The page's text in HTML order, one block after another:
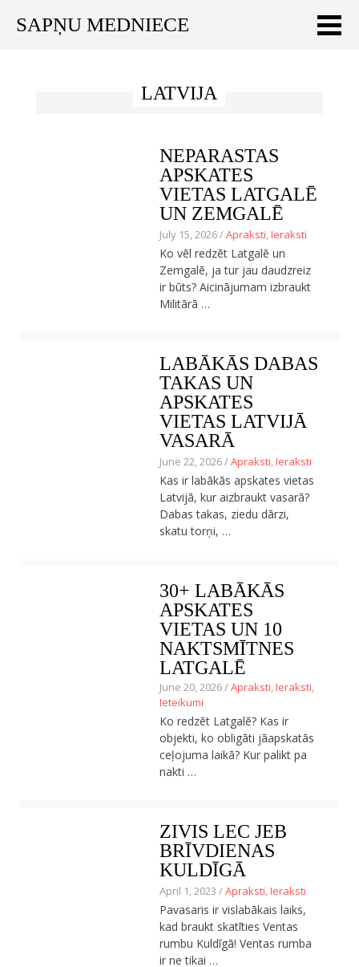
Meklēt:
Sākums
Praktiski ieteikumi
Publikācijas
Par mums
Ceļojumu apraksti
Jaunākie ieraksti
Praktiski ieteikumi
Privātuma politika
Publikācijas
Ceļojumu apraksti
Jaunākie ieraksti
Privātuma politika
Publikācijas
SAPŅU MEDNIECE
LATVIJA
NEPARASTAS
APSKATES
VIETAS LATGALĒ
UN ZEMGALĒ
July 15, 2026 /Apraksti,Ieraksti
Ko vēl redzēt Latgalē un
Zemgalē, ja tur jau daudzreiz
ir būts? Aicinājumam izbraukt
Militārā …
LABĀKĀS DABAS
TAKAS UN
APSKATES
VIETAS LATVIJĀ
VASARĀ
June 22, 2026 /Apraksti,Ieraksti
Kas ir labākās apskates vietas
Latvijā, kur aizbraukt vasarā?
Dabas takas, ziedu dārzi,
skatu torņi, …
30+ LABĀKĀS
APSKATES
VIETAS UN 10
NAKTSMĪTNES
LATGALĒ
June 20, 2026 /Apraksti,Ieraksti,
Ieteikumi
Ko redzēt Latgalē? Kas ir
objekti, ko obligāti jāapskatās
ceļojuma laikā? Kur palikt pa
nakti …
ZIVIS LEC JEB
BRĪVDIENAS
KULDĪGĀ
April 1, 2023 /Apraksti,Ieraksti
Pavasaris ir vislabākais laiks,
kad braukt skatīties Ventas
rumbu Kuldīgā! Ventas rumba
ir ne tikai …